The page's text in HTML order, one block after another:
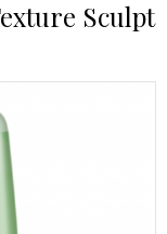
Sculpt